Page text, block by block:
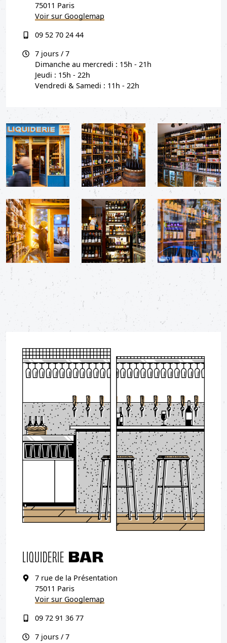
75011 Paris
Voir sur Googlemap
09 52 70 24 44
7 jours / 7
Dimanche au mercredi : 15h - 21h
Jeudi : 15h - 22h
Vendredi & Samedi : 11h - 22h
LIQUIDERIE BAR
7 rue de la Présentation
75011 Paris
Voir sur Googlemap
09 72 91 36 77
7 jours / 7